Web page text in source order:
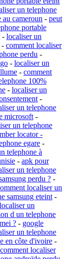
un telephone
au cameroun - peut
portable
- localiser un
- comment localiser
perdu -
- localiser un
- comment
100%
- localiser un
-
un telephone
microsoft -
un telephone
locator -
egare -
telephone à
- apk pour
un telephone
perdu ? -
localiser un
samsung eteint -
localiser un
d un telephone
? - google
un telephone
en côte d'ivoire -
comment localiser